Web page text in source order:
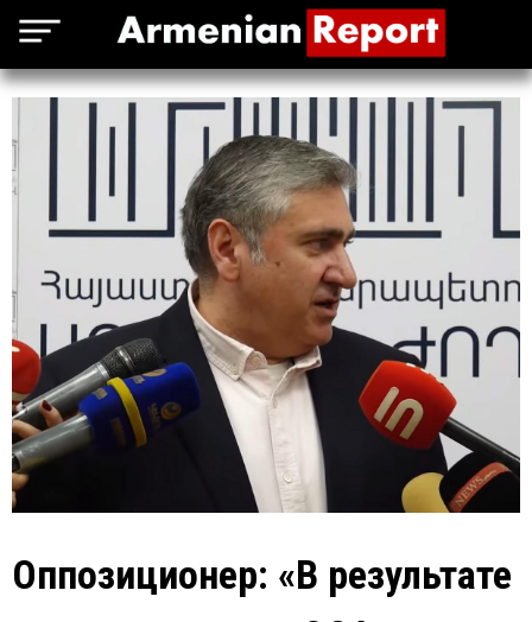
Оппозиционер: «В результате